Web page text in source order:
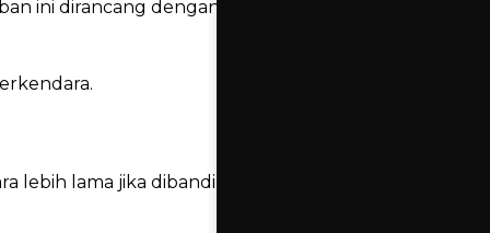
ini dirancang dengan teknologi yang
lebih lama jika dibandingkan dengan ban